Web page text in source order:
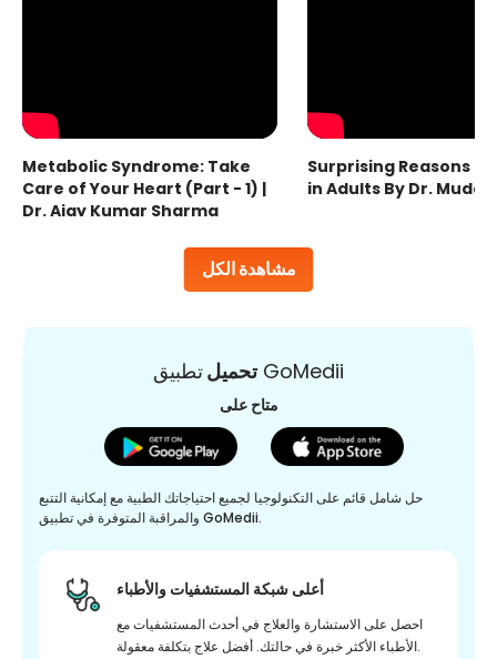
مشاهدة الكل
Metabolic Syndrome: Take
Care of Your Heart (Part - 1) |
Dr. Ajay Kumar Sharma
Surprising Reasons
in Adults By Dr.
تحميلتطبيق GoMedii
متاح على
حل شامل قائم على التكنولوجيا لجميع احتياجاتك الطبية مع إمكانية التتبع
والمراقبة المتوفرة في تطبيق GoMedii.
أعلى شبكة المستشفيات والأطباء
احصل على الاستشارة والعلاج في أحدث المستشفيات مع
الأطباء الأكثر خبرة في حالتك. أفضل علاج بتكلفة معقولة.